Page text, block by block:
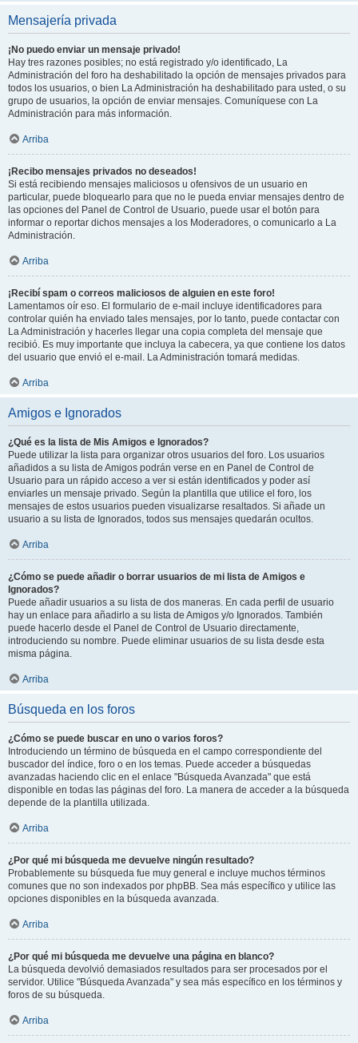
Mensajería privada
¡No puedo enviar un mensaje privado!
Hay tres razones posibles; no está registrado y/o identificado, La
Administración del foro ha deshabilitado la opción de mensajes privados para
todos los usuarios, o bien La Administración ha deshabilitado para usted, o su
grupo de usuarios, la opción de enviar mensajes. Comuníquese con La
Administración para más información.
Arriba
¡Recibo mensajes privados no deseados!
Si está recibiendo mensajes maliciosos u ofensivos de un usuario en
particular, puede bloquearlo para que no le pueda enviar mensajes dentro de
las opciones del Panel de Control de Usuario, puede usar el botón para
informar o reportar dichos mensajes a los Moderadores, o comunicarlo a La
Administración.
Arriba
¡Recibí spam o correos maliciosos de alguien en este foro!
Lamentamos oír eso. El formulario de e-mail incluye identificadores para
controlar quién ha enviado tales mensajes, por lo tanto, puede contactar con
La Administración y hacerles llegar una copia completa del mensaje que
recibió. Es muy importante que incluya la cabecera, ya que contiene los datos
del usuario que envió el e-mail. La Administración tomará medidas.
Arriba
Amigos e Ignorados
¿Qué es la lista de Mis Amigos e Ignorados?
Puede utilizar la lista para organizar otros usuarios del foro. Los usuarios
añadidos a su lista de Amigos podrán verse en en Panel de Control de
Usuario para un rápido acceso a ver si están identificados y poder así
enviarles un mensaje privado. Según la plantilla que utilice el foro, los
mensajes de estos usuarios pueden visualizarse resaltados. Si añade un
usuario a su lista de Ignorados, todos sus mensajes quedarán ocultos.
Arriba
¿Cómo se puede añadir o borrar usuarios de mi lista de Amigos e
Ignorados?
Puede añadir usuarios a su lista de dos maneras. En cada perfil de usuario
hay un enlace para añadirlo a su lista de Amigos y/o Ignorados. También
puede hacerlo desde el Panel de Control de Usuario directamente,
introduciendo su nombre. Puede eliminar usuarios de su lista desde esta
misma página.
Arriba
Búsqueda en los foros
¿Cómo se puede buscar en uno o varios foros?
Introduciendo un término de búsqueda en el campo correspondiente del
buscador del índice, foro o en los temas. Puede acceder a búsquedas
avanzadas haciendo clic en el enlace "Búsqueda Avanzada" que está
disponible en todas las páginas del foro. La manera de acceder a la búsqueda
depende de la plantilla utilizada.
Arriba
¿Por qué mi búsqueda me devuelve ningún resultado?
Probablemente su búsqueda fue muy general e incluye muchos términos
comunes que no son indexados por phpBB. Sea más específico y utilice las
opciones disponibles en la búsqueda avanzada.
Arriba
¿Por qué mi búsqueda me devuelve una página en blanco?
La búsqueda devolvió demasiados resultados para ser procesados por el
servidor. Utilice "Búsqueda Avanzada" y sea más específico en los términos y
foros de su búsqueda.
Arriba